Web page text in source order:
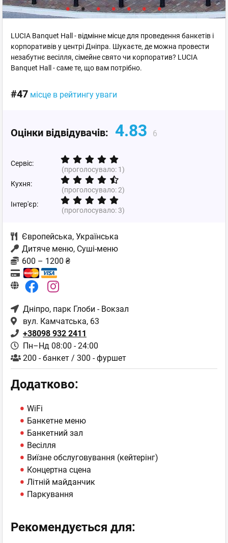
LUCIA Banquet Hall - відмінне місце для проведення банкетів і
корпоративів у центрі Дніпра. Шукаєте, де можна провести
незабутнє весілля, сімейне свято чи корпоратив? LUCIA
Banquet Hall - саме те, що вам потрібно.
#47 місце в рейтингу уваги
Оцінки відвідувачів: 4.83 6
Сервіс:
(проголосувало: 1)
Кухня:
(проголосувало:2)
Інтер'єр:
(проголосувало:3)
Європейська, Українська
Дитяче меню, Суші-меню
600 – 1200 ₴
Дніпро, парк Глоби - Вокзал
вул. Камчатська, 63
+38098 932 2411
Пн–Нд 08:00 - 24:00
200 - банкет / 300 - фуршет
Додатково:
WiFi
Банкетне меню
Банкетний зал
Весілля
Виїзне обслуговування (кейтерінг)
Концертна сцена
Літній майданчик
Паркування
Рекомендується для: